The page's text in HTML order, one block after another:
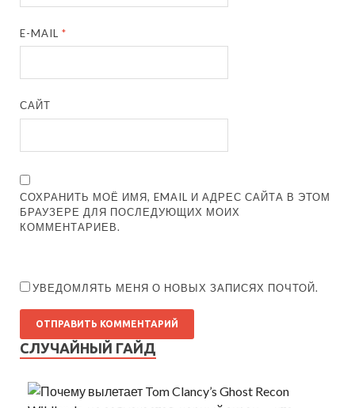
E-MAIL*
САЙТ
СОХРАНИТЬ МОЁ ИМЯ, EMAIL И АДРЕС САЙТА В ЭТОМ
БРАУЗЕРЕ ДЛЯ ПОСЛЕДУЮЩИХ МОИХ
КОММЕНТАРИЕВ.
УВЕДОМЛЯТЬ МЕНЯ О НОВЫХ ЗАПИСЯХ ПОЧТОЙ.
СЛУЧАЙНЫЙ ГАЙД